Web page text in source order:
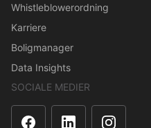
Whistleblowerordning
Karriere
Boligmanager
Data Insights
SOCIALE MEDIER